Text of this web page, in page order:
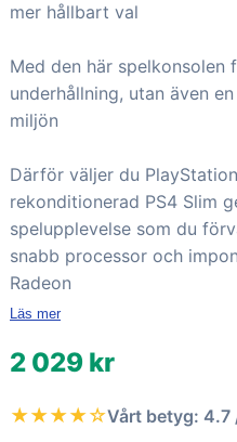
mer hållbart val
Med den här spelkonsolen
underhållning, utan även
miljön
Därför väljer du
rekonditionerad PS4 Slim
spelupplevelse som du
snabb processor och
Radeon
Läs mer
2 029 kr
★★★★☆Vårt betyg: 4.7